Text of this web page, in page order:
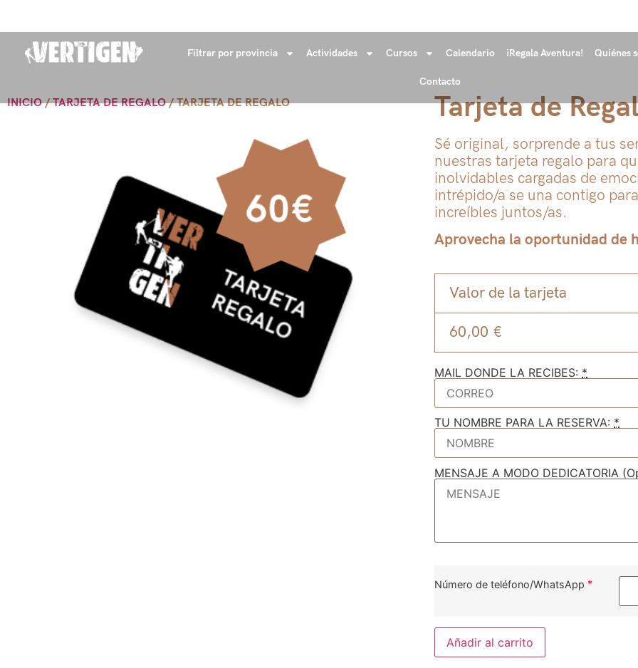
Filtrar por provincia Actividades Cursos Calendario ¡Regala Aventura! Quiénes
Contacto
INICIO/TARJETA DE REGALO/ TARJETA DE REGALO Tarjeta de
Sé original, sorprende a tus
nuestras tarjeta regalo para
inolvidables cargadas de
intrépido/a se una contigo
increíbles juntos/as.
Aprovecha la oportunidad de
Valor de la tarjeta
60,00 €
MAIL DONDE LA RECIBES: *
TU NOMBRE PARA LA RESERVA: *
MENSAJE A MODO DEDICATORIA
Número de teléfono/WhatsApp *
Añadir al carrito